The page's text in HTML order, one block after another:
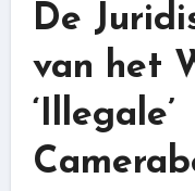
De
van het
‘Illegale’